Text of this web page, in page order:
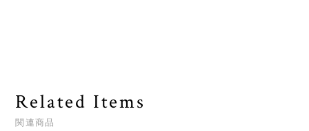
Related Items
関連商品